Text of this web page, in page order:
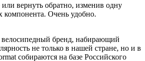
вернуть обратно, изменив одну
компонента. Очень удобно.
велосипедный бренд, набирающий
не только в нашей стране, но и в
cобираются на базе Российского